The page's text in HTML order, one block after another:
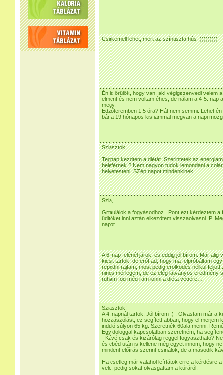
Csirkemell lehet, mert az színtiszta hús :)))))))))
Én is örülök, hogy van, aki végigszenvedi velem
elment és nem voltam éhes, de nálam a 4-5. nap
megy.
Edzőteremben 1,5 óra? Hát nem semmi. Lehet
bár a 19 hónapos kisfiammal megvan a napi
Sziasztok,
Tegnap kezdtem a diétát ,Szerintetek az
beleférnek ? Nem nagyon tudok lemondani a
helyetesteni .SZép napot mindenkinek
Szia,
Grtaulálok a fogyásodhoz . Pont ezt kérdeztem a
üditőket inni aztán elkezdtem visszaolvasni :P.
napot
A 6. nap felénél járok, és eddig jól bírom. Már alig
kicsit tartok, de erőt ad, hogy ma felpróbáltam
repedni rajtam, most pedig erölködés nélkül
nincs mérlegem, de ez elég látványos eredmény
ruhám fog még rám jönni a diéta végére…
Sziasztok!
A 4. napnál tartok. Jól bírom :) . Olvastam már a
hozzászólást, ez segített abban, hogy el merjem
induló súlyon 65 kg. Szeretnék 60alá menni.
Egy dologgal kapcsolatban szeretném, ha
- Kávé csak és kizárólag reggel fogyasztható?
és ebéd után is kellene még egyet innom, hogy
mindent előírás szerint csinálok, de a második
Ha esetleg már valahol leírtátok erre a kérdésre
vele, pedig sokat olvasgattam a kúráról.